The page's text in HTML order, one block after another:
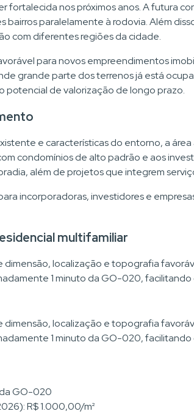
fortalecida nos próximos anos. A futura
paralelamente à rodovia. Além
com diferentes regiões da cidade.
para novos empreendimentos
grande parte dos terrenos já está
potencial de valorização de longo prazo.
e características do entorno, a
condomínios de alto padrão e aos
além de projetos que integrem
incorporadoras, investidores e
multifamiliar
dimensão, localização e topografia
1 minuto da GO-020,
dimensão, localização e topografia
1 minuto da GO-020,
GO-020
R$ 1.000,00/m²